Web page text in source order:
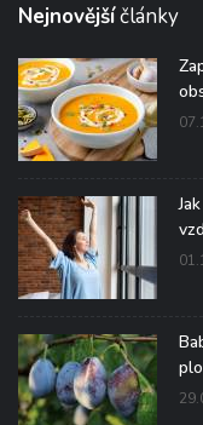
Nejnovějšíčlánky